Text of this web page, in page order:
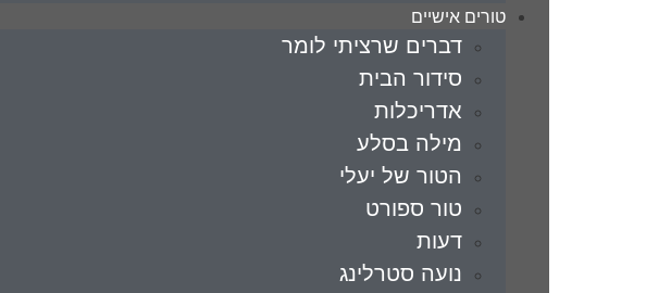
טורים אישיים
דברים שרציתי לומר
סידור הבית
אדריכלות
מילה בסלע
הטור של יעלי
טור ספורט
דעות
נועה סטרלינג